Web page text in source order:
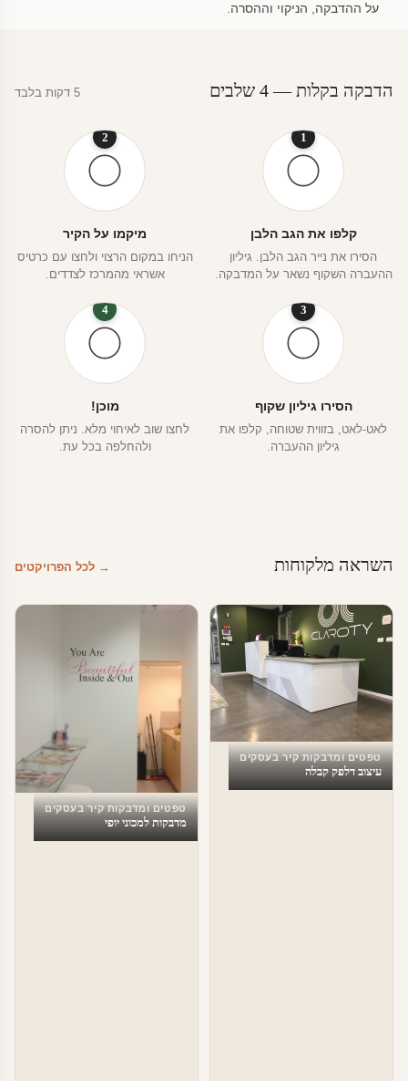
על ההדבקה, הניקוי וההסרה.
הדבקה בקלות — 4 שלבים 5 דקות בלבד
1
קלפו את הגב הלבן
הסירו את נייר הגב הלבן. גיליון
ההעברה השקוף נשאר על המדבקה.
2
מיקמו על הקיר
הניחו במקום הרצוי ולחצו עם כרטיס
אשראי מהמרכז לצדדים.
3
הסירו גיליון שקוף
לאט-לאט, בזווית שטוחה, קלפו את
גיליון ההעברה.
4
מוכן!
לחצו שוב לאיחוי מלא. ניתן להסרה
ולהחלפה בכל עת.
השראה מלקוחות → לכל הפרויקטים
טפטים ומדבקות קיר בעסקים
עיצוב דלפק קבלה
טפטים ומדבקות קיר בעסקים
מדבקות למכוני יופי